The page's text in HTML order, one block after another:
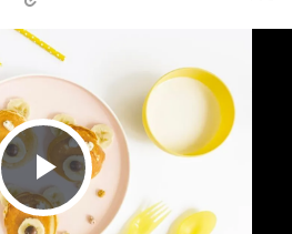
Play Video